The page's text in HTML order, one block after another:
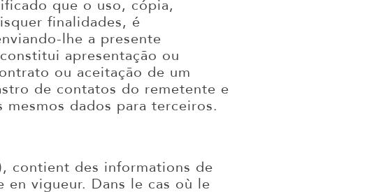
que o uso, cópia,
finalidades, é
lhe a presente
apresentação ou
ou aceitação de um
de contatos do remetente e
dados para terceiros.
contient des informations de
vigueur. Dans le cas où le